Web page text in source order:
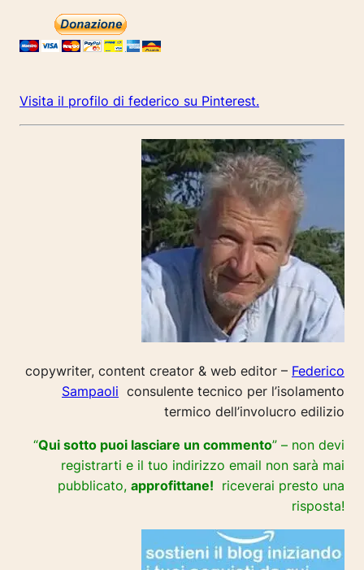
Visita il profilo di federico su Pinterest.
copywriter, content creator & web editor – Federico
Sampaoli consulente tecnico per l’isolamento
termico dell’involucro edilizio
“Qui sotto puoi lasciare un commento” – non devi
registrarti e il tuo indirizzo email non sarà mai
pubblicato, approfittane! riceverai presto una
risposta!